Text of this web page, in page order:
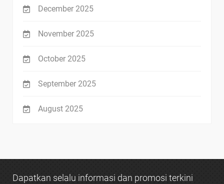
December 2025
November 2025
October 2025
September 2025
August 2025
Dapatkan selalu informasi dan promosi terkini